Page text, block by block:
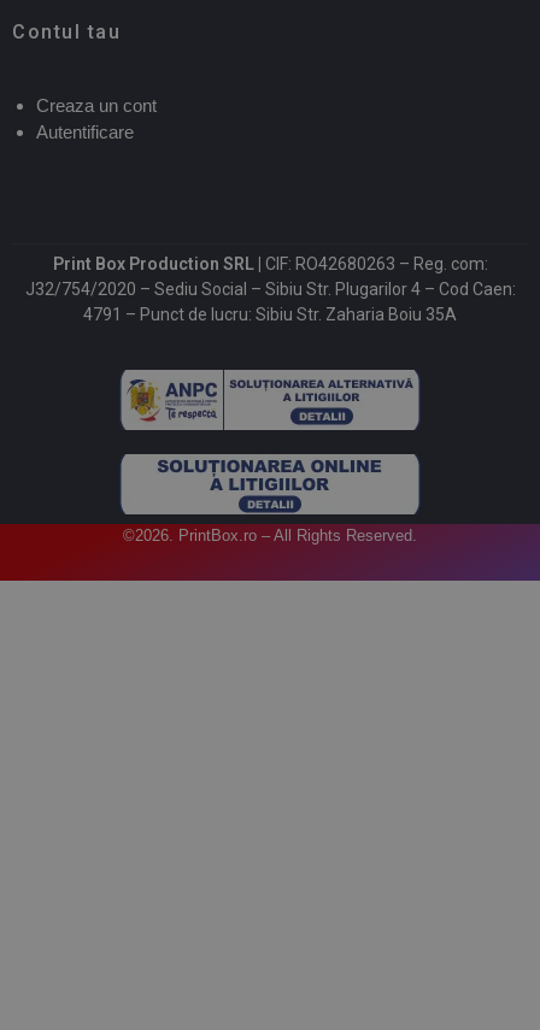
Contul tau
Creaza un cont
Autentificare
Print Box Production SRL | CIF: RO42680263 – Reg. com:
J32/754/2020 – Sediu Social – Sibiu Str. Plugarilor 4 – Cod Caen:
4791 – Punct de lucru: Sibiu Str. Zaharia Boiu 35A
©2026. PrintBox.ro – All Rights Reserved.